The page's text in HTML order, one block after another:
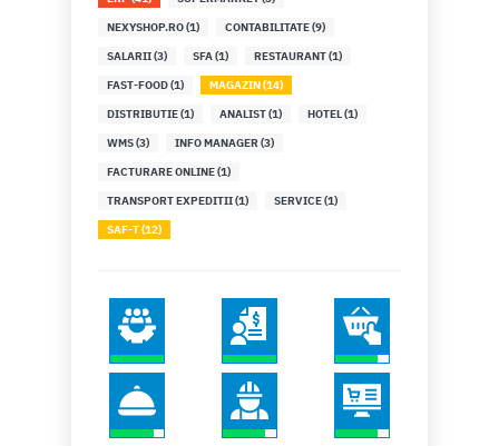
NEXYSHOP.RO (1)
CONTABILITATE (9)
SALARII (3)
SFA (1)
RESTAURANT (1)
FAST-FOOD (1)
MAGAZIN (14)
DISTRIBUTIE (1)
ANALIST (1)
HOTEL (1)
WMS (3)
INFO MANAGER (3)
FACTURARE ONLINE (1)
TRANSPORT EXPEDITII (1)
SERVICE (1)
SAF-T (12)